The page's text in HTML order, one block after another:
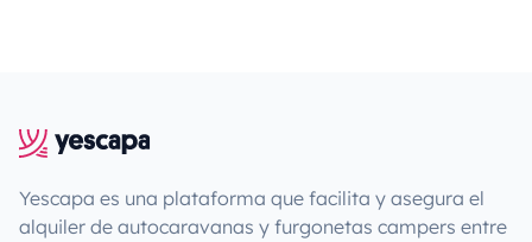
Yescapa es una plataforma que facilita y asegura el
alquiler de autocaravanas y furgonetas campers entre